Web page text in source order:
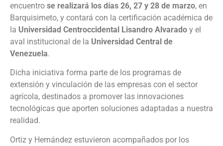
encuentro se realizará los días 26, 27 y 28 de marzo, en
Barquisimeto, y contará con la certificación académica de
la Universidad Centroccidental Lisandro Alvarado y el
aval institucional de la Universidad Central de
Venezuela.
Dicha iniciativa forma parte de los programas de
extensión y vinculación de las empresas con el sector
agrícola, destinados a promover las innovaciones
tecnológicas que aporten soluciones adaptadas a nuestra
realidad.
Ortiz y Hernández estuvieron acompañados por los